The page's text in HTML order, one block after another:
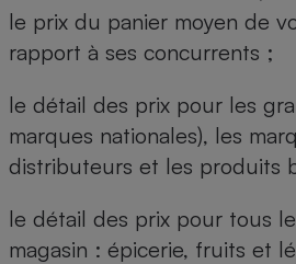
le prix du panier moyen de
rapport à ses concurrents ;
le détail des prix pour les
marques nationales), les
distributeurs et les produits
le détail des prix pour tous
magasin : épicerie, fruits et